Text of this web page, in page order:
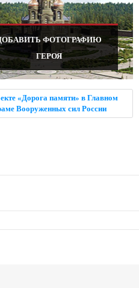
ФОТОГРАФИЮ
ГЕРОЯ
«Дорога памяти» в Главном
Вооруженных сил России